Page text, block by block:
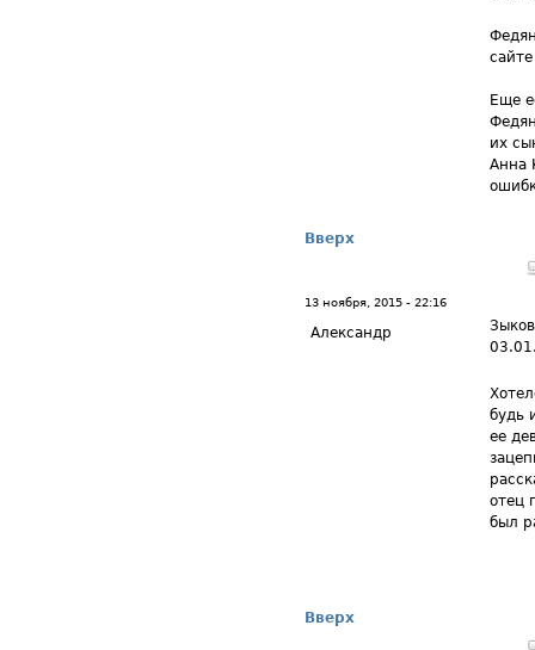
Еще
их
Анна
Вверх
13 ноября, 2015 - 22:16
Александр
будь
ее
отец
был
Вверх